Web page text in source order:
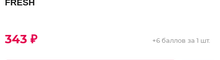
FRESH
343 ₽ +6 баллов за 1 шт.